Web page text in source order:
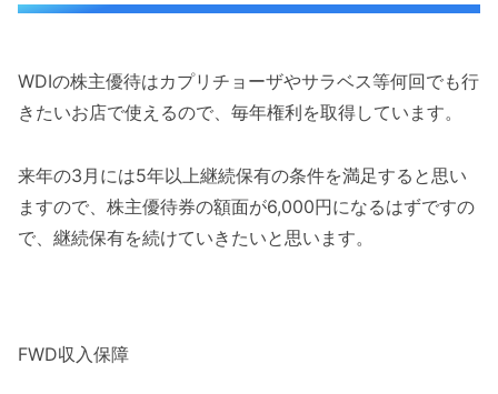
WDIの株主優待はカプリチョーザやサラベス等何回でも行
きたいお店で使えるので、毎年権利を取得しています。
来年の3月には5年以上継続保有の条件を満足すると思い
ますので、株主優待券の額面が6,000円になるはずですの
で、継続保有を続けていきたいと思います。
FWD収入保障